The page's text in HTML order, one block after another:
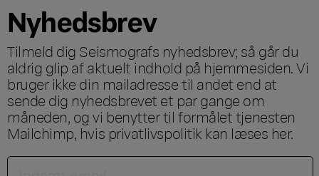
Nyhedsbrev
Tilmeld dig Seismografs nyhedsbrev; så går du
aldrig glip af aktuelt indhold på hjemmesiden. Vi
bruger ikke din mailadresse til andet end at
sende dig nyhedsbrevet et par gange om
måneden, og vi benytter til formålet tjenesten
Mailchimp, hvis privatlivspolitik kan læses her.